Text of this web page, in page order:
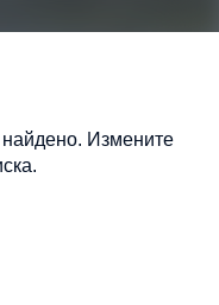
Измените